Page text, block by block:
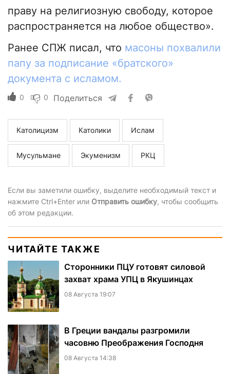
праву на религиозную свободу, которое
распространяется на любое общество».
Ранее СПЖ писал, что масоны похвалили
папу за подписание «братского»
документа с исламом.
0 0 Поделиться
Католицизм Католики Ислам
Мусульмане Экуменизм РКЦ
Если вы заметили ошибку, выделите необходимый текст и
нажмите Ctrl+Enter или Отправить ошибку, чтобы сообщить
об этом редакции.
ЧИТАЙТЕ ТАКЖЕ
Сторонники ПЦУ готовят силовой
захват храма УПЦ в Якушинцах
08 Августа 19:07
В Греции вандалы разгромили
часовню Преображения Господня
08 Августа 14:38